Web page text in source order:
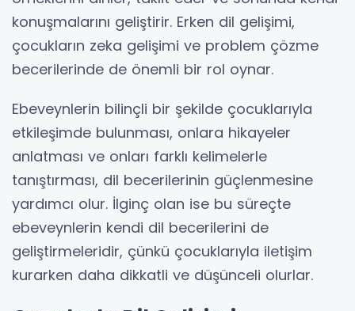
konuşmalarını geliştirir. Erken dil gelişimi,
çocukların zeka gelişimi ve problem çözme
becerilerinde de önemli bir rol oynar.
Ebeveynlerin bilinçli bir şekilde çocuklarıyla
etkileşimde bulunması, onlara hikayeler
anlatması ve onları farklı kelimelerle
tanıştırması, dil becerilerinin güçlenmesine
yardımcı olur. İlginç olan ise bu süreçte
ebeveynlerin kendi dil becerilerini de
geliştirmeleridir, çünkü çocuklarıyla iletişim
kurarken daha dikkatli ve düşünceli olurlar.